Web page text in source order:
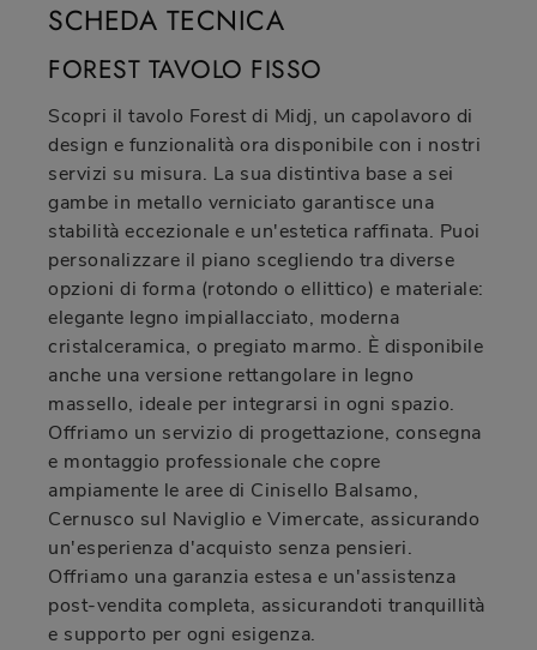
SCHEDA TECNICA
FOREST TAVOLO FISSO
Scopri il tavolo Forest di Midj, un capolavoro di
design e funzionalità ora disponibile con i nostri
servizi su misura. La sua distintiva base a sei
gambe in metallo verniciato garantisce una
stabilità eccezionale e un'estetica raffinata. Puoi
personalizzare il piano scegliendo tra diverse
opzioni di forma (rotondo o ellittico) e materiale:
elegante legno impiallacciato, moderna
cristalceramica, o pregiato marmo. È disponibile
anche una versione rettangolare in legno
massello, ideale per integrarsi in ogni spazio.
Offriamo un servizio di progettazione, consegna
e montaggio professionale che copre
ampiamente le aree di Cinisello Balsamo,
Cernusco sul Naviglio e Vimercate, assicurando
un'esperienza d'acquisto senza pensieri.
Offriamo una garanzia estesa e un'assistenza
post-vendita completa, assicurandoti tranquillità
e supporto per ogni esigenza.